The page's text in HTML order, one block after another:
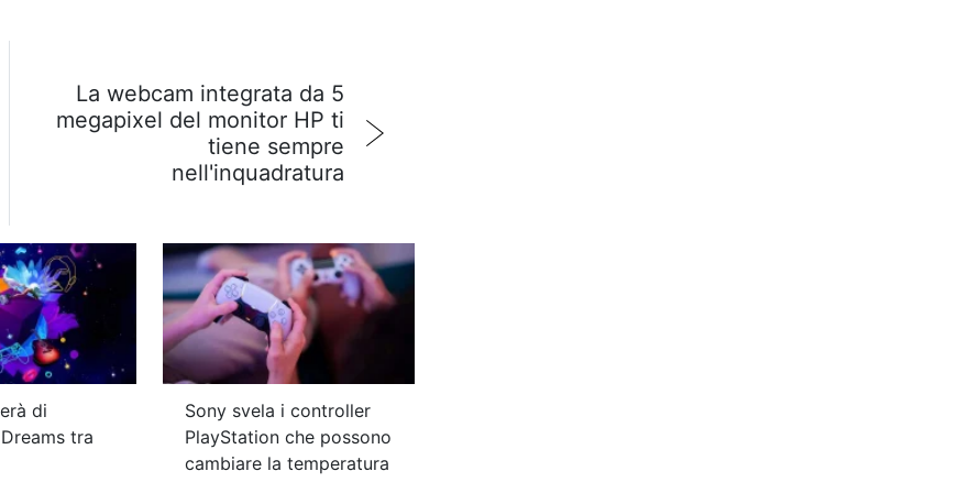
La webcam integrata da 5
megapixel del monitor HP ti
tiene sempre
nell'inquadratura
di
tra
Sony svela i controller
PlayStation che possono
cambiare la temperatura